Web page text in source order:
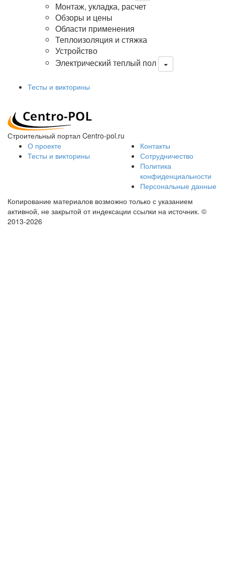
Монтаж, укладка, расчет
Обзоры и цены
Области применения
Теплоизоляция и стяжка
Устройство
Электрический теплый пол
Тесты и викторины
Строительный портал Centro-pol.ru
О проекте
Тесты и викторины
Контакты
Сотрудничество
Политика
конфиденциальности
Персональные данные
Копирование материалов возможно только с указанием
активной, не закрытой от индексации ссылки на источник. ©
2013-2026